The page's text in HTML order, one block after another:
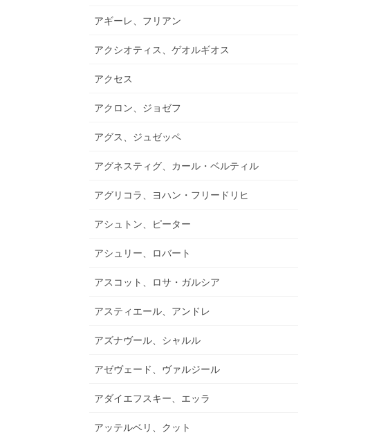
アギーレ、フリアン
アクシオティス、ゲオルギオス
アクセス
アクロン、ジョゼフ
アグス、ジュゼッペ
アグネスティグ、カール・ベルティル
アグリコラ、ヨハン・フリードリヒ
アシュトン、ピーター
アシュリー、ロバート
アスコット、ロサ・ガルシア
アスティエール、アンドレ
アズナヴール、シャルル
アゼヴェード、ヴァルジール
アダイエフスキー、エッラ
アッテルベリ、クット